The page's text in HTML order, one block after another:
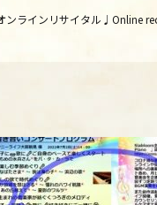
ンラインリサイタル♩Online